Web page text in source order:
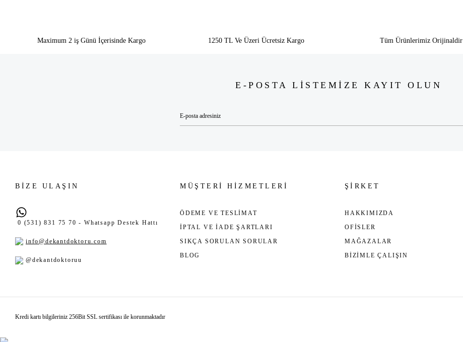
Maximum 2 iş Günü İçerisinde Kargo 1250 TL Ve Üzeri Ücretsiz Kargo Tüm Ürünlerimiz Orijinaldir
E-POSTA LİSTEMİZE KAYIT OLUN
BİZE ULAŞIN
0 (531) 831 75 70 - Whatsapp Destek Hattı
info@dekantdoktoru.com
@dekantdoktoruu
MÜŞTERİ HİZMETLERİ
ÖDEME VE TESLİMAT
İPTAL VE İADE ŞARTLARI
SIKÇA SORULAN SORULAR
BLOG
ŞİRKET
HAKKIMIZDA
OFİSLER
MAĞAZALAR
BİZİMLE ÇALIŞIN
Kredi kartı bilgileriniz 256Bit SSL sertifikası ile korunmaktadır